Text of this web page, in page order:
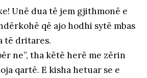
Unë dua të jem gjithmonë e
që ajo hodhi sytë mbas
të dritares.
ne”, tha këtë herë me zërin
qartë. E kisha hetuar se e